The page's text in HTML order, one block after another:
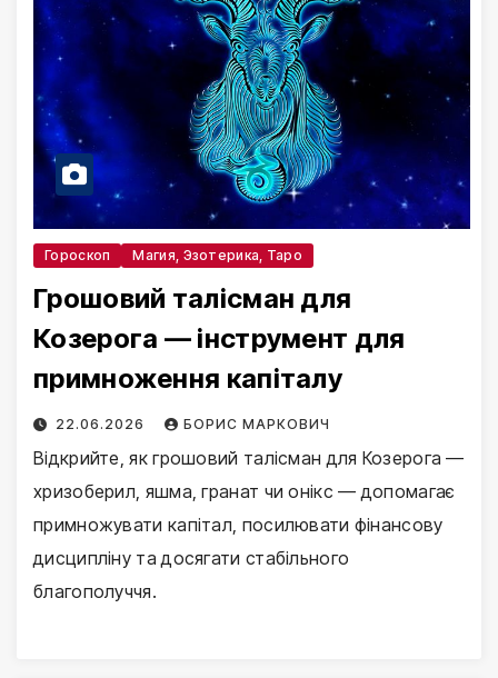
Гороскоп Магия, Эзотерика, Таро
Грошовий талісман для
Козерога — інструмент для
примноження капіталу
22.06.2026 БОРИС МАРКОВИЧ
Відкрийте, як грошовий талісман для Козерога —
хризоберил, яшма, гранат чи онікс — допомагає
примножувати капітал, посилювати фінансову
дисципліну та досягати стабільного
благополуччя.